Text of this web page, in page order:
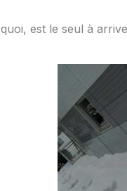
est le seul à